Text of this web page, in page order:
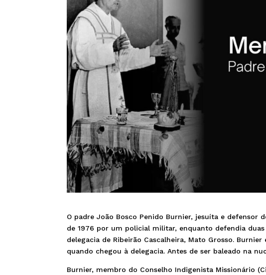
O padre João Bosco Penido Burnier, jesuíta e defensor
de 1976 por um policial militar, enquanto defendia
delegacia de Ribeirão Cascalheira, Mato Grosso.
quando chegou à delegacia. Antes de ser baleado na
Burnier, membro do Conselho Indigenista Missionário